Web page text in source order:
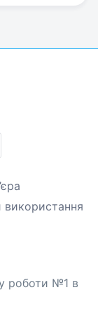
роботи №1 в